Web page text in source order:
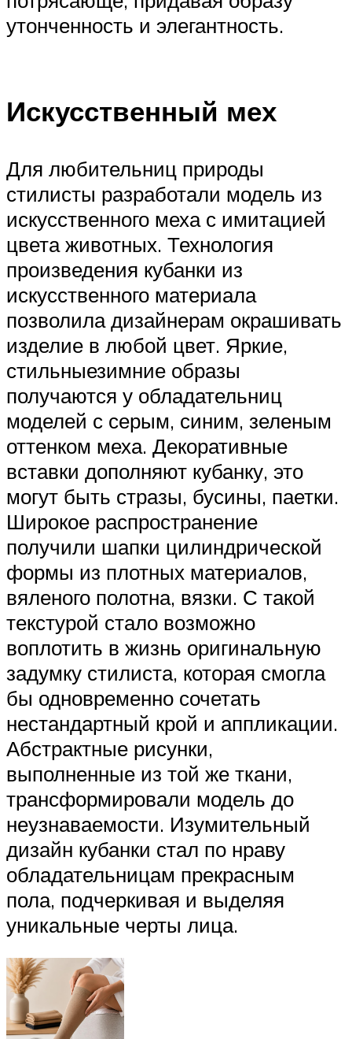
утонченность и элегантность.
Искусственный мех
Для любительниц природы
стилисты разработали модель из
искусственного меха с имитацией
цвета животных. Технология
произведения кубанки из
искусственного материала
позволила дизайнерам окрашивать
изделие в любой цвет. Яркие,
стильныезимние образы
получаются у обладательниц
моделей с серым, синим, зеленым
оттенком меха. Декоративные
вставки дополняют кубанку, это
могут быть стразы, бусины, паетки.
Широкое распространение
получили шапки цилиндрической
формы из плотных материалов,
вяленого полотна, вязки. С такой
текстурой стало возможно
воплотить в жизнь оригинальную
задумку стилиста, которая смогла
бы одновременно сочетать
нестандартный крой и аппликации.
Абстрактные рисунки,
выполненные из той же ткани,
трансформировали модель до
неузнаваемости. Изумительный
дизайн кубанки стал по нраву
обладательницам прекрасным
пола, подчеркивая и выделяя
уникальные черты лица.